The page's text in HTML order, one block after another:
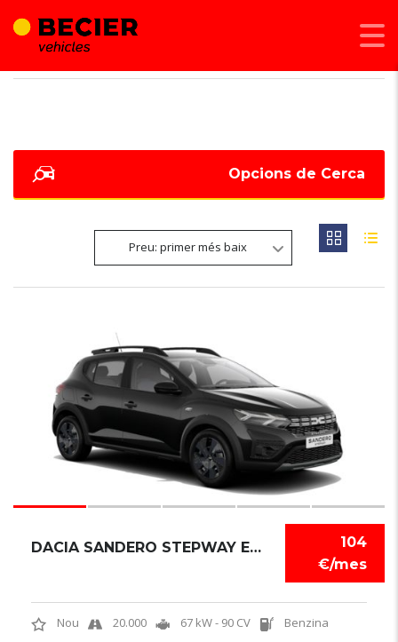
Opcions de Cerca
Preu: primer més baix
104
€/mes
DACIA SANDERO STEPWAY EXPRESSION
Nou 20.000 67 kW - 90 CV Benzina